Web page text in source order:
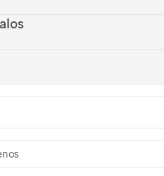
su mamá
algunos